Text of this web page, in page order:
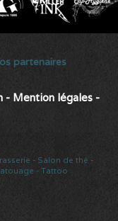
partenaires
- Mention légales -
- Salon de thé -
- Tattoo